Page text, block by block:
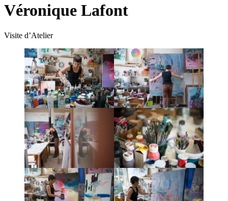
Véronique Lafont
Visite d’Atelier